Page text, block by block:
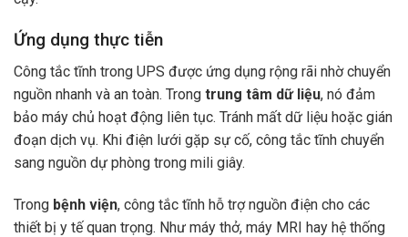
Ứng dụng thực tiễn
Công tắc tĩnh trong UPS được ứng dụng rộng rãi nhờ chuyển
nguồn nhanh và an toàn. Trong trung tâm dữ liệu, nó đảm
bảo máy chủ hoạt động liên tục. Tránh mất dữ liệu hoặc gián
đoạn dịch vụ. Khi điện lưới gặp sự cố, công tắc tĩnh chuyển
sang nguồn dự phòng trong mili giây.
Trong bệnh viện, công tắc tĩnh hỗ trợ nguồn điện cho các
thiết bị y tế quan trọng. Như máy thở, máy MRI hay hệ thống